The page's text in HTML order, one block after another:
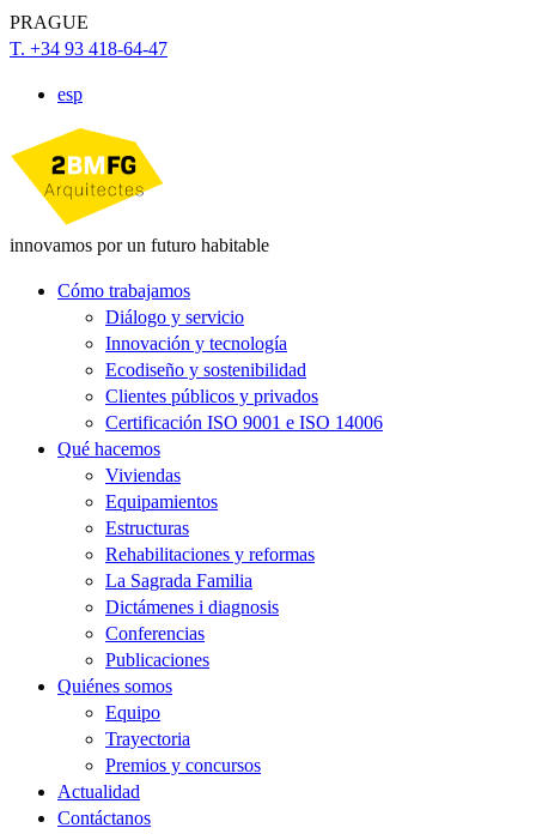
PRAGUE
T. +34 93 418-64-47
esp
innovamos por un futuro habitable
Cómo trabajamos
Diálogo y servicio
Innovación y tecnología
Ecodiseño y sostenibilidad
Clientes públicos y privados
Certificación ISO 9001 e ISO 14006
Qué hacemos
Viviendas
Equipamientos
Estructuras
Rehabilitaciones y reformas
La Sagrada Familia
Dictámenes i diagnosis
Conferencias
Publicaciones
Quiénes somos
Equipo
Trayectoria
Premios y concursos
Actualidad
Contáctanos